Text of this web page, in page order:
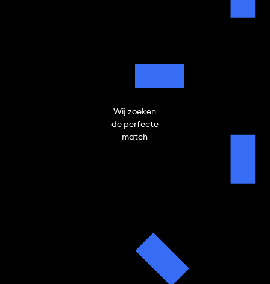
Wij zoeken
de perfecte
match